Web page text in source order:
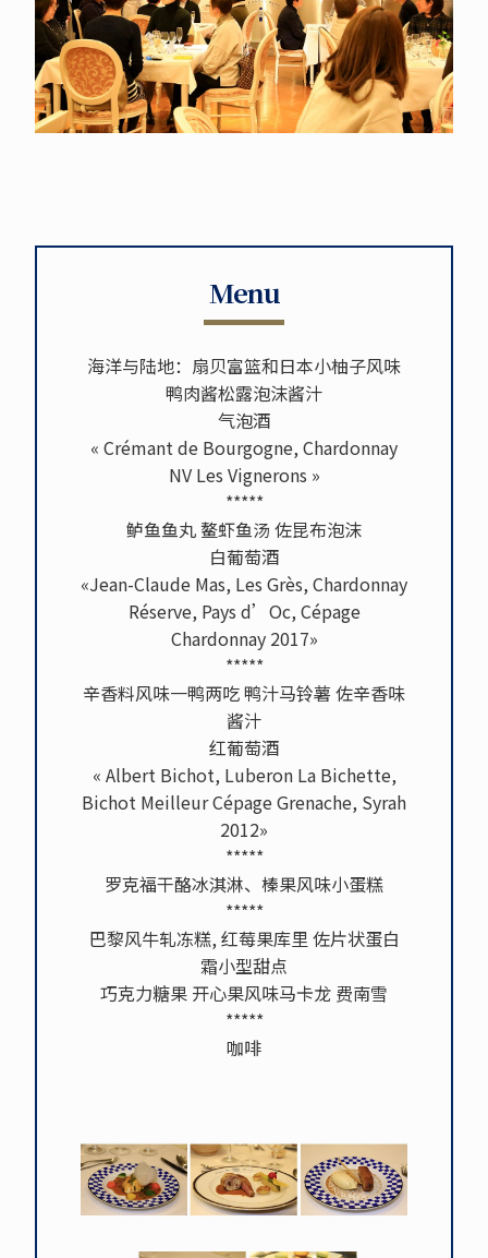
Menu
海洋与陆地：扇贝富篮和日本小柚子风味
鸭肉酱松露泡沫酱汁
气泡酒
« Crémant de Bourgogne, Chardonnay
NV Les Vignerons »
*****
鲈鱼鱼丸 鳌虾鱼汤 佐昆布泡沫
白葡萄酒
«Jean-Claude Mas, Les Grès, Chardonnay
Réserve, Pays d’Oc, Cépage
Chardonnay 2017»
*****
辛香料风味一鸭两吃 鸭汁马铃薯 佐辛香味
酱汁
红葡萄酒
« Albert Bichot, Luberon La Bichette,
Bichot Meilleur Cépage Grenache, Syrah
2012»
*****
罗克福干酪冰淇淋、榛果风味小蛋糕
*****
巴黎风牛轧冻糕, 红莓果库里 佐片状蛋白
霜小型甜点
巧克力糖果 开心果风味马卡龙 费南雪
*****
咖啡